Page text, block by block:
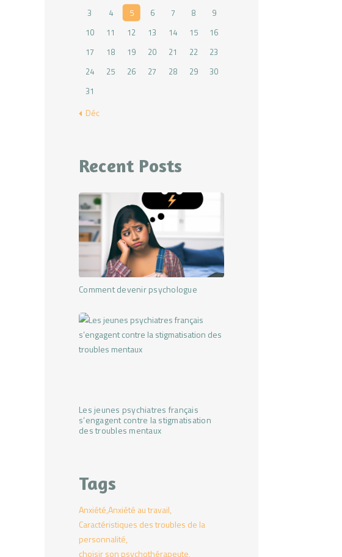
3
4 5 6 7 8
9
10
11 12 13 14 15
16
17
18 19 20 21 22
23
24
25 26 27 28 29
30
31
« Déc
Recent Posts
Comment devenir psychologue
Les jeunes psychiatres français
s’engagent contre la stigmatisation
des troubles mentaux
Tags
AnxiétéAnxiété au travail
Caractéristiques des troubles de la
personnalité
choisir son psychothérapeute